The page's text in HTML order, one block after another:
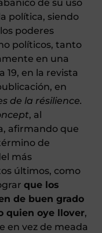
de su uso
política, siendo
poderes
políticos, tanto
en una
19, en la revista
en
de la résilience.
, al
afirmando que
de
más
últimos, como
que los
de buen grado
quien oye llover,
en vez de meada